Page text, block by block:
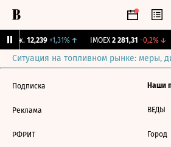
Бирж. 12,239 +1,31%↑ IMOEX 2 281,31 -0,2%↓
Ситуация на топливном рынке: меры,
Подписка
Реклама
РФРИТ
Наши
ВЕДЫ
Город